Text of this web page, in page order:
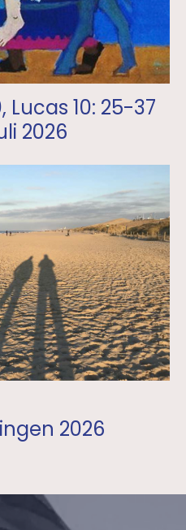
Lucas 10: 25-37
2026
2026